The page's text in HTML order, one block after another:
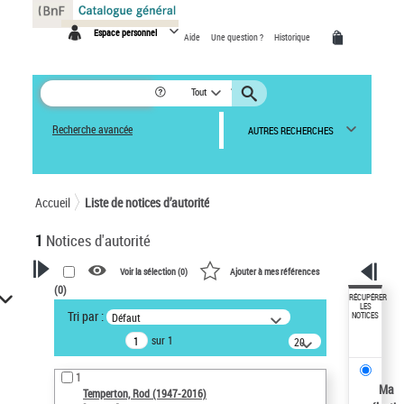
Espace personnel Aide Une question ? Historique
Tout
Recherche avancée AUTRES RECHERCHES
Accueil Liste de notices d’autorité
1 Notices d'autorité
VOTRE RECHERCHE
Recherche avancée dans les
notices d’autorité
Œuvres liées à l'auteur :
Temperton, Rod (1947-2016)
Voir la sélection (0) Ajouter à mes références
(0)
Tri par : Défaut
sur 1
20
résultats/page
1
Temperton, Rod (1947-2016)
RÉCUPÉRER
LES
NOTICES
Ma
Panneau de gestion des cookies